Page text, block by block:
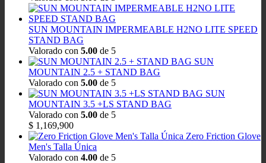
SUN MOUNTAIN IMPERMEABLE H2NO LITE SPEED
STAND BAG
Valorado con 5.00 de 5
SUN
MOUNTAIN 2.5 + STAND BAG
Valorado con 5.00 de 5
SUN
MOUNTAIN 3.5 +LS STAND BAG
Valorado con 5.00 de 5
$ 1,169,900
Zero Friction Glove
Men's Talla Única
Valorado con 4.00 de 5